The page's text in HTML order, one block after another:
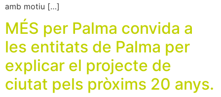
amb motiu […]
MÉS per Palma convida a
les entitats de Palma per
explicar el projecte de
ciutat pels pròxims 20 anys.